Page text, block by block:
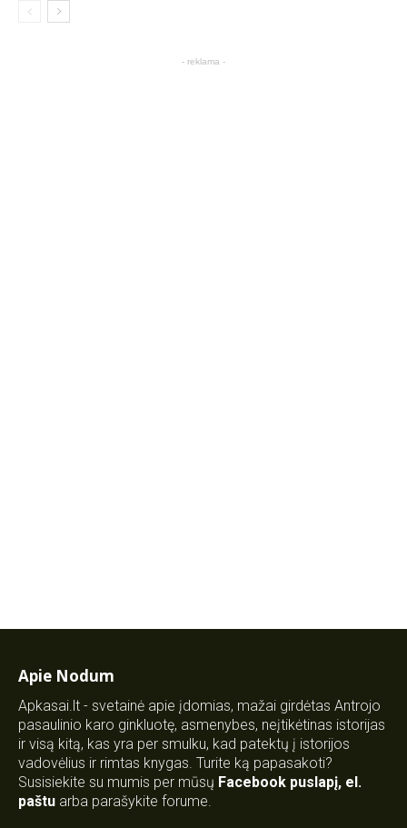
- reklama -
Apie Nodum
Apkasai.lt - svetainė apie įdomias, mažai girdėtas Antrojo
pasaulinio karo ginkluotę, asmenybes, neįtikėtinas istorijas
ir visą kitą, kas yra per smulku, kad patektų į istorijos
vadovėlius ir rimtas knygas. Turite ką papasakoti?
Susisiekite su mumis per mūsų Facebook puslapį, el.
paštu arba parašykite forume.